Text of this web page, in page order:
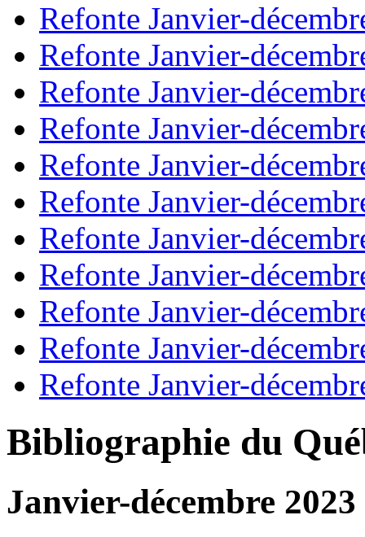
Refonte Janvier-
Refonte Janvier-
Refonte Janvier-
Refonte Janvier-
Refonte Janvier-
Refonte Janvier-
Refonte Janvier-
Refonte Janvier-
Refonte Janvier-
Refonte Janvier-
Refonte Janvier-
Bibliographie du
Janvier-décembre 2023